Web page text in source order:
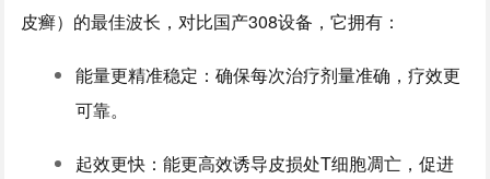
皮癣）的最佳波长，对比国产308设备，它拥有：
能量更精准稳定：确保每次治疗剂量准确，疗效更
可靠。
起效更快：能更高效诱导皮损处T细胞凋亡，促进